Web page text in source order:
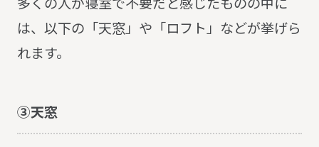
は、以下の「天窓」や「ロフト」などが挙げら
れます。
③天窓